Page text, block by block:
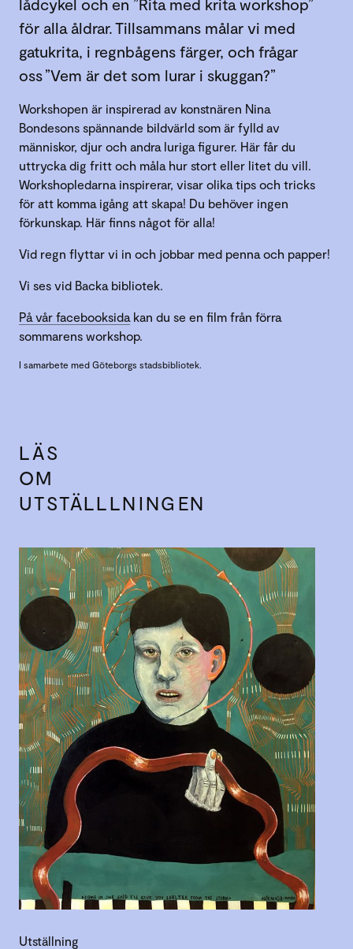
för alla åldrar. Tillsammans målar vi med
gatukrita, i regnbågens färger, och frågar
oss ”Vem är det som lurar i skuggan?”
Workshopen är inspirerad av konstnären Nina
Bondesons spännande bildvärld som är fylld av
människor, djur och andra luriga figurer. Här får du
uttrycka dig fritt och måla hur stort eller litet du vill.
Workshopledarna inspirerar, visar olika tips och tricks
för att komma igång att skapa! Du behöver ingen
förkunskap. Här finns något för alla!
Vid regn flyttar vi in och jobbar med penna och papper!
Vi ses vid Backa bibliotek.
På vår facebooksida kan du se en film från förra
sommarens workshop.
I samarbete med Göteborgs stadsbibliotek.
LÄS
OM
UTSTÄLLLNINGEN
Utställning